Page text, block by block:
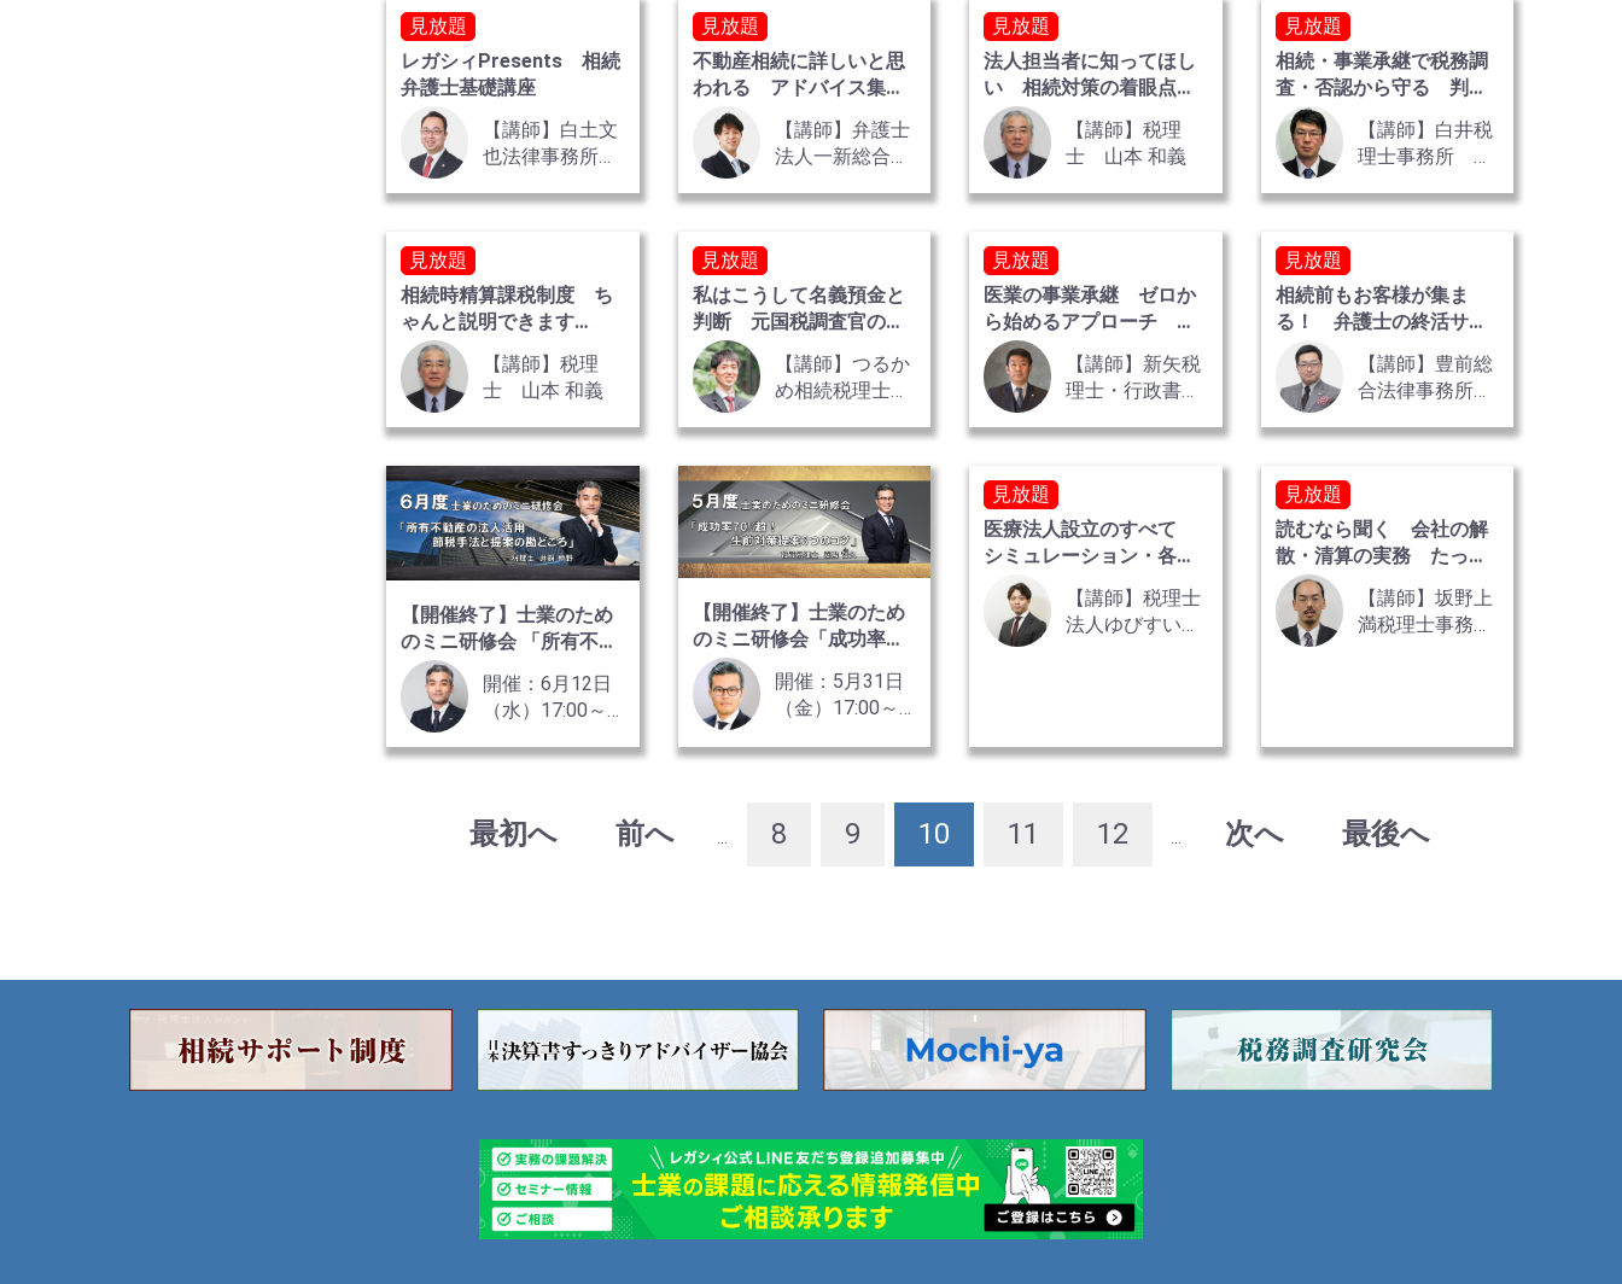
見放題
レガシィPresents 相続
弁護士基礎講座
【講師】白土文
也法律事務所
也
見放題
不動産相続に詳しいと思
われる アドバイス集・
話法
【講師】弁護士
法人一新総合法
士 栃原 遼太朗
見放題
法人担当者に知ってほし
い 相続対策の着眼点
個人事業者編
【講師】税理
士 山本 和義
見放題
相続・事業承継で税務調
査・否認から守る 判例
を活用する視点
【講師】白井税
理士事務所 税
見放題
相続時精算課税制度 ち
ゃんと説明できます
か？ 概要と改正編
【講師】税理
士 山本 和義
見放題
私はこうして名義預金と
判断 元国税調査官の５
つのポイント
【講師】つるか
め相続税理士事
平岡 良太
見放題
医業の事業承継 ゼロか
ら始めるアプローチ 全2
巻
【講師】新矢税
理士・行政書士
士・行政書士
見放題
相続前もお客様が集ま
る！ 弁護士の終活サポ
ートの仕組みづくり
【講師】豊前総
合法律事務所
太郎
【開催終了】士業のため
のミニ研修会 「所有不動
産の法人活用 節税手法と
提案の勘どころ」
開催：6月12日
（水）17:00～
10名様（定員を
選とさせていた
だきます）
【開催終了】士業のため
のミニ研修会「成功率
70%超！ 生前対策提案3
つのコツ」開催：5月31日
（金）17:00～
10名様（定員を
だきます）
見放題
医療法人設立のすべて
シミュレーション・各種
手続き 全3巻
【講師】税理士
法人ゆびすい
見放題
読むなら聞く 会社の解
散・清算の実務 たった
120分 全2巻
【講師】坂野上
満税理士事務
最初へ 前へ 8 9 10 11 12 次へ 最後へ